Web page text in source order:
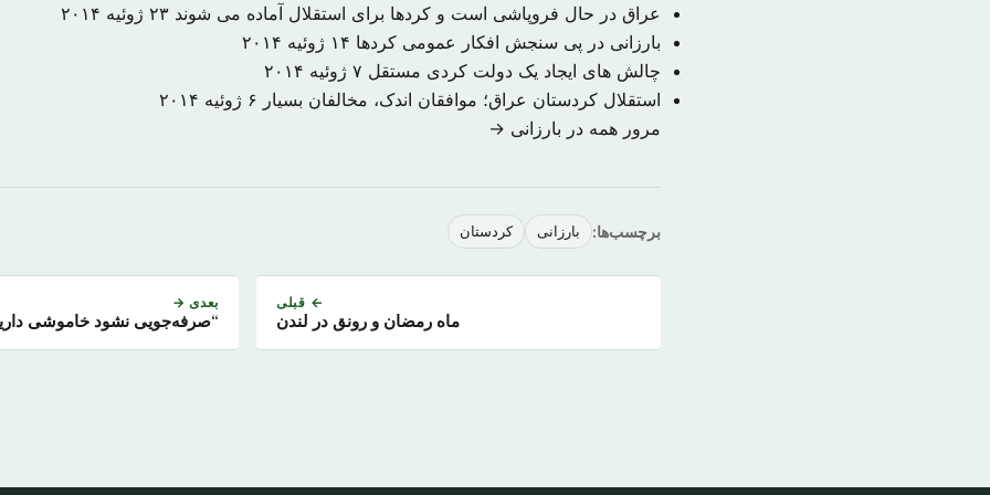
عراق در حال فروپاشی است و کردها برای استقلال آماده می شوند ۲۳ ژوئیه ۲۰۱۴
بارزانی در پی سنجش افکار عمومی کردها ۱۴ ژوئیه ۲۰۱۴
چالش های ایجاد یک دولت کردی مستقل ۷ ژوئیه ۲۰۱۴
استقلال کردستان عراق؛ موافقان اندک، مخالفان بسیار ۶ ژوئیه ۲۰۱۴
مرور همه در بارزانی →
برچسب‌ها: بارزانی کردستان
← قبلی
ماه رمضان و رونق در لندن
بعدی →
“صرفه‌جویی نشود خاموشی